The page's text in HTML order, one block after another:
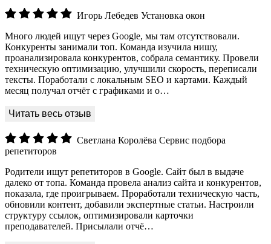
Игорь Лебедев Установка окон
Много людей ищут через Google, мы там отсутствовали.
Конкуренты занимали топ. Команда изучила нишу,
проанализировала конкурентов, собрала семантику. Провели
техническую оптимизацию, улучшили скорость, переписали
тексты. Поработали с локальным SEO и картами. Каждый
месяц получал отчёт с графиками и о…
Светлана Королёва Сервис подбора
репетиторов
Родители ищут репетиторов в Google. Сайт был в выдаче
далеко от топа. Команда провела анализ сайта и конкурентов,
показала, где проигрываем. Проработали техническую часть,
обновили контент, добавили экспертные статьи. Настроили
структуру ссылок, оптимизировали карточки
преподавателей. Присылали отчё…